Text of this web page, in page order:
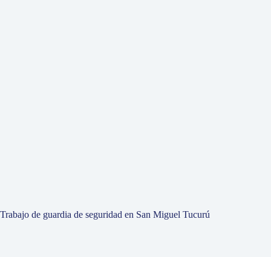
Trabajo de guardia de seguridad en San Miguel Tucurú